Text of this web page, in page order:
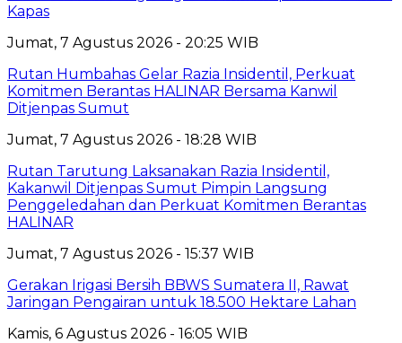
Kapas
Jumat, 7 Agustus 2026 - 20:25 WIB
Rutan Humbahas Gelar Razia Insidentil, Perkuat
Komitmen Berantas HALINAR Bersama Kanwil
Ditjenpas Sumut
Jumat, 7 Agustus 2026 - 18:28 WIB
Rutan Tarutung Laksanakan Razia Insidentil,
Kakanwil Ditjenpas Sumut Pimpin Langsung
Penggeledahan dan Perkuat Komitmen Berantas
HALINAR
Jumat, 7 Agustus 2026 - 15:37 WIB
Gerakan Irigasi Bersih BBWS Sumatera II, Rawat
Jaringan Pengairan untuk 18.500 Hektare Lahan
Kamis, 6 Agustus 2026 - 16:05 WIB